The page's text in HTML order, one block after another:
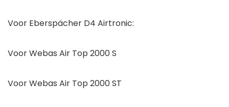
Voor Eberspächer D4 Airtronic:
Voor Webas Air Top 2000 S
Voor Webas Air Top 2000 ST